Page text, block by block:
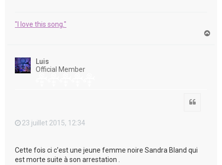
"I love this song."
Luis
Official Member
23 juillet 2015, 12:34
Cette fois ci c'est une jeune femme noire Sandra Bland qui
est morte suite à son arrestation .